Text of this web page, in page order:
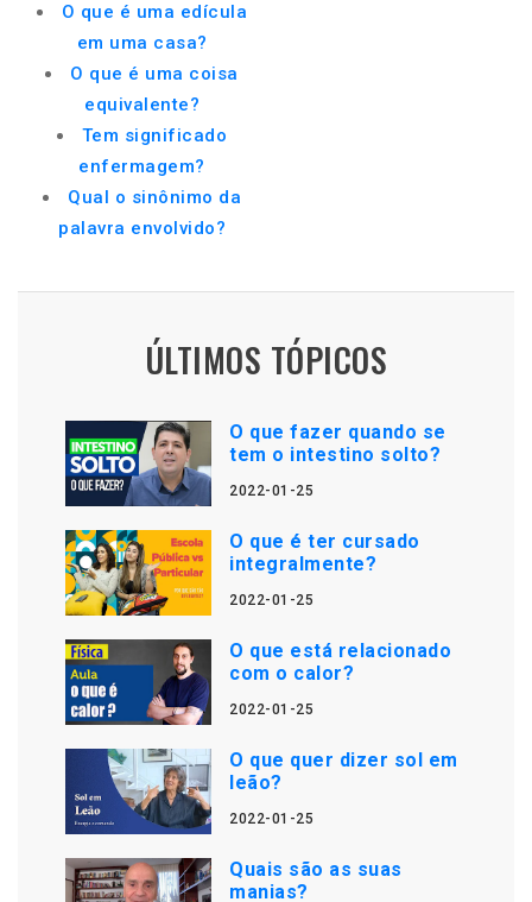
O que é uma edícula
em uma casa?
O que é uma coisa
equivalente?
Tem significado
enfermagem?
Qual o sinônimo da
palavra envolvido?
ÚLTIMOS TÓPICOS
O que fazer quando se
tem o intestino solto?
2022-01-25
O que é ter cursado
integralmente?
2022-01-25
O que está relacionado
com o calor?
2022-01-25
O que quer dizer sol em
leão?
2022-01-25
Quais são as suas
manias?